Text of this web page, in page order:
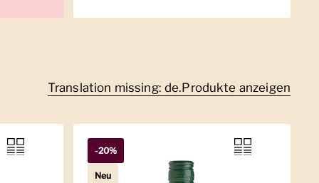
Translation missing: de.Produkte anzeigen
-20%
Neu